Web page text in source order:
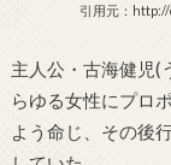
引用元：
主人公・古海健児
らゆる女性にプロ
よう命じ、その後